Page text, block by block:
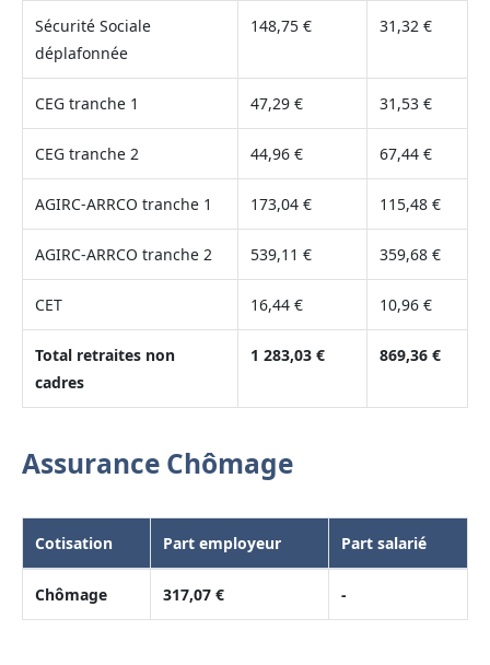
Sécurité Sociale
déplafonnée
148,75 € 31,32 €
CEG tranche 1 47,29 € 31,53 €
CEG tranche 2 44,96 € 67,44 €
AGIRC-ARRCO tranche 1 173,04 € 115,48 €
AGIRC-ARRCO tranche 2 539,11 € 359,68 €
CET 16,44 € 10,96 €
Total retraites non
cadres
1 283,03 € 869,36 €
Assurance Chômage
Cotisation Part employeur Part salarié
Chômage 317,07 € -